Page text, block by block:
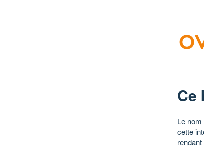
Ce
Le nom
cette
rendant